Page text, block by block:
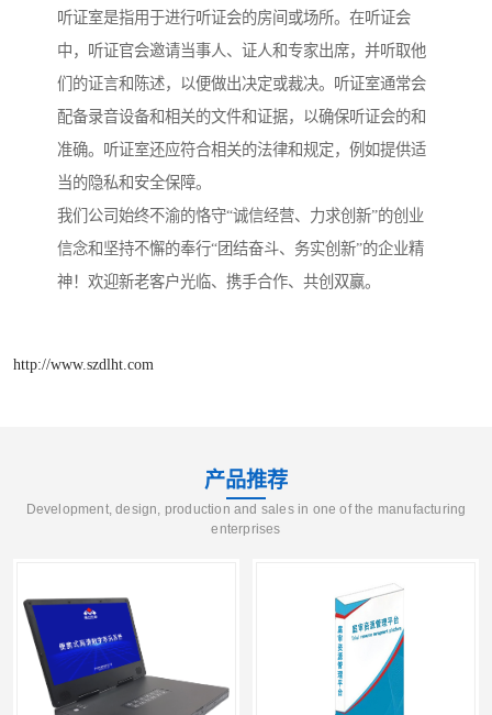
听证室是指用于进行听证会的房间或场所。在听证会
中，听证官会邀请当事人、证人和专家出席，并听取他
们的证言和陈述，以便做出决定或裁决。听证室通常会
配备录音设备和相关的文件和证据，以确保听证会的和
准确。听证室还应符合相关的法律和规定，例如提供适
当的隐私和安全保障。
我们公司始终不渝的恪守“诚信经营、力求创新”的创业
信念和坚持不懈的奉行“团结奋斗、务实创新”的企业精
神！欢迎新老客户光临、携手合作、共创双赢。
http://www.szdlht.com
产品推荐
Development, design, production and sales in one of the manufacturing
enterprises